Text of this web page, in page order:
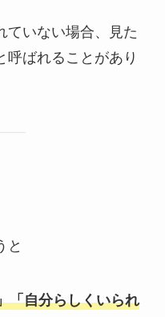
ていない場合、見た
呼ばれることがあり
と
「自分らしくいられ